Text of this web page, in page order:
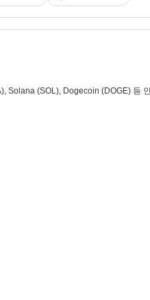
Solana (SOL), Dogecoin (DOGE) 등